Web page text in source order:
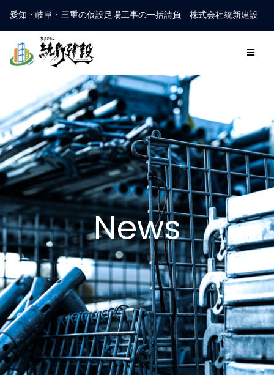
愛知・岐阜・三重の仮設足場工事の一括請負 株式会社統新建設
News